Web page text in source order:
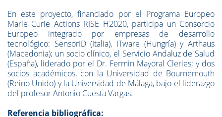
En este proyecto, financiado por el Programa Europeo
Marie Curie Actions RISE H2020, participa un Consorcio
Europeo integrado por empresas de desarrollo
tecnológico: SensorID (Italia), ITware (Hungría) y Arthaus
(Macedonia); un socio clínico, el Servicio Andaluz de Salud
(España), liderado por el Dr. Fermin Mayoral Cleries; y dos
socios académicos, con la Universidad de Bournemouth
(Reino Unido) y la Universidad de Málaga, bajo el liderazgo
del profesor Antonio Cuesta Vargas.
Referencia bibliográfica: